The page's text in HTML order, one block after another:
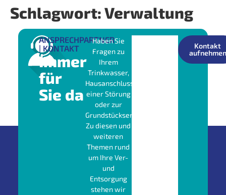
Schlagwort:Verwaltung
ANSPRECHPARTNER
| KONTAKT
Immer
für
Sie da
Haben Sie
Fragen zu
Ihrem
Trinkwasser,
Hausanschluss,
einer Störung
oder zur
Grundstücksentwässerung?
Zu diesen und
weiteren
Themen rund
um Ihre Ver-
und
Entsorgung
stehen wir
Kontakt
aufnehmen